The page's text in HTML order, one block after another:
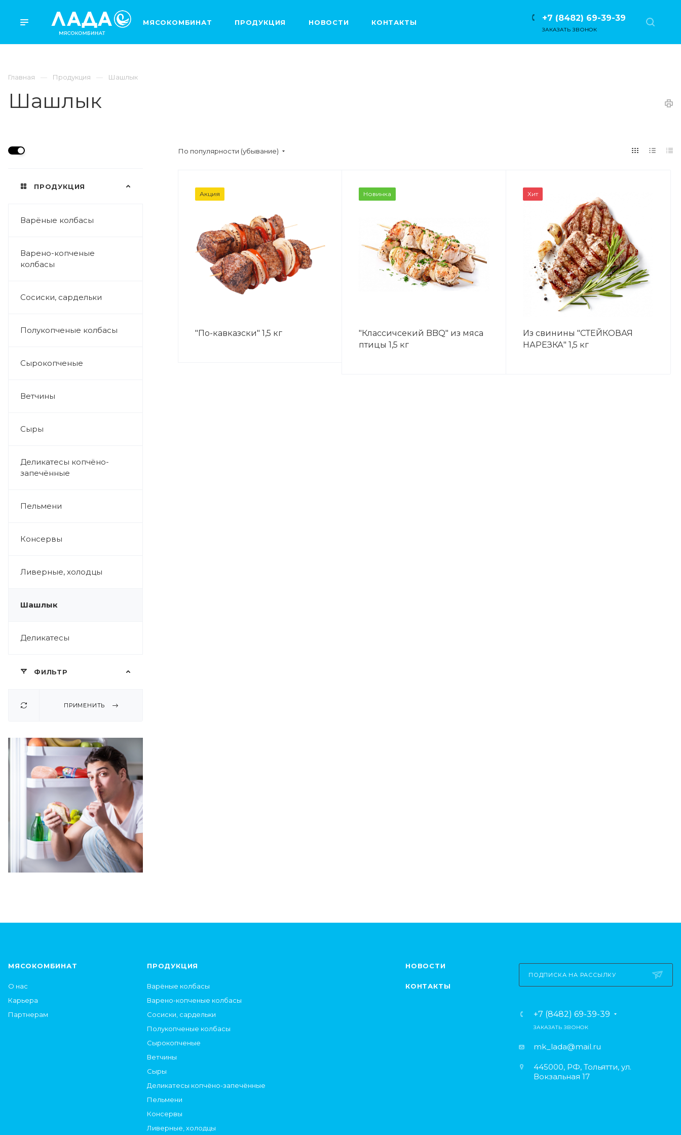
+7 (8482) 69-39-39
ЗАКАЗАТЬ ЗВОНОК
МЯСОКОМБИНАТ ПРОДУКЦИЯ НОВОСТИ КОНТАКТЫ
Главная Продукция Шашлык
Шашлык
ПРОДУКЦИЯ
Варёные колбасы
Варено-копченые
колбасы
Сосиски, сардельки
Полукопченые колбасы
Сырокопченые
Ветчины
Сыры
Деликатесы копчёно-
запечённые
Пельмени
Консервы
Ливерные, холодцы
Шашлык
Деликатесы
ФИЛЬТР
ПРИМЕНИТЬ
По популярности (убывание)
ВЕС
Акция
"По-кавказски" 1,5 кг
Новинка
"Классичсекий BBQ" из мяса
птицы 1,5 кг
ВЕС
1,5кг Хит
Из свинины "СТЕЙКОВАЯ
НАРЕЗКА" 1,5 кг
МЯСОКОМБИНАТ
О нас
Карьера
Партнерам
ПРОДУКЦИЯ
Варёные колбасы
Варено-копченые колбасы
Сосиски, сардельки
Полукопченые колбасы
Сырокопченые
Ветчины
Сыры
Деликатесы копчёно-запечённые
Пельмени
Консервы
Ливерные, холодцы
НОВОСТИ
КОНТАКТЫ
ПОДПИСКА НА РАССЫЛКУ
+7 (8482) 69-39-39
ЗАКАЗАТЬ ЗВОНОК
mk_lada@mail.ru
445000, РФ, Тольятти, ул.
Вокзальная 17